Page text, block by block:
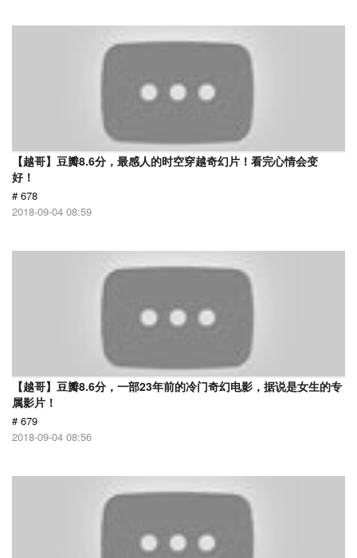
【越哥】豆瓣8.6分，最感人的时空穿越奇幻片！看完心情会变
好！
# 678
2018-09-04 08:59
【越哥】豆瓣8.6分，一部23年前的冷门奇幻电影，据说是女生的专
属影片！
# 679
2018-09-04 08:56